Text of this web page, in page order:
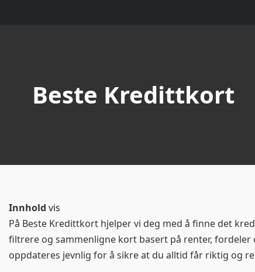
Beste Kredittkort
Innhold vis
På Beste Kredittkort hjelper vi deg med å finne det
filtrere og sammenligne kort basert på renter,
oppdateres jevnlig for å sikre at du alltid får riktig og